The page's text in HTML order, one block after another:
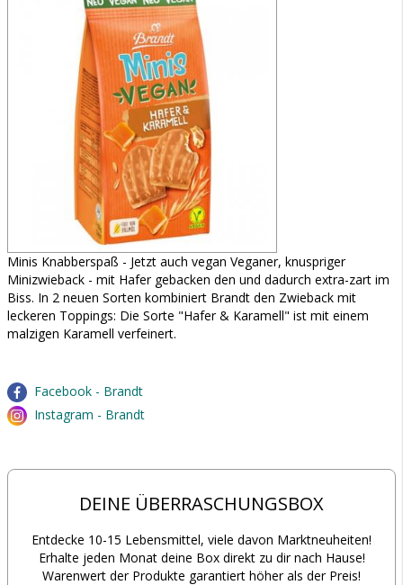
Minis Knabberspaß - Jetzt auch vegan Veganer, knuspriger
Minizwieback - mit Hafer gebacken den und dadurch extra-zart im
Biss. In 2 neuen Sorten kombiniert Brandt den Zwieback mit
leckeren Toppings: Die Sorte "Hafer & Karamell" ist mit einem
malzigen Karamell verfeinert.
Facebook - Brandt
Instagram - Brandt
DEINE ÜBERRASCHUNGSBOX
Entdecke 10-15 Lebensmittel, viele davon Marktneuheiten!
Erhalte jeden Monat deine Box direkt zu dir nach Hause!
Warenwert der Produkte garantiert höher als der Preis!